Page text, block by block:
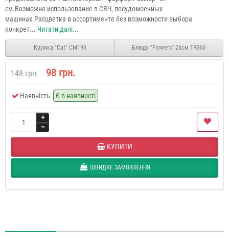
см.Возможно использование в СВЧ, посудомоечных
машинах.Расцветка в ассортименте без возможности выбора
конкрет... Читати далі...
Кружка "Cat" CM193 Блюдо "Flowers" 26см TR060
148 грн. 98 грн.
Наявність: Є в наявності
КУПИТИ
ШВИДКЕ ЗАМОВЛЕННЯ